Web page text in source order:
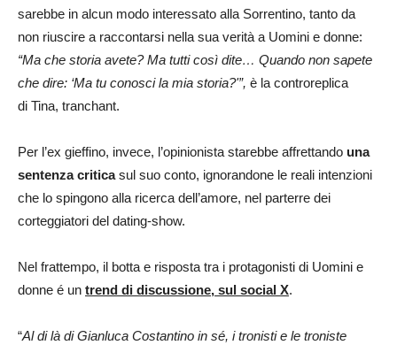
sarebbe in alcun modo interessato alla Sorrentino, tanto da
non riuscire a raccontarsi nella sua verità a Uomini e donne:
“Ma che storia avete? Ma tutti così dite… Quando non sapete
che dire: ‘Ma tu conosci la mia storia?'”, è la controreplica
di Tina, tranchant.
Per l’ex gieffino, invece, l’opinionista starebbe affrettando una
sentenza criticasul suo conto, ignorandone le reali intenzioni
che lo spingono alla ricerca dell’amore, nel parterre dei
corteggiatori del dating-show.
Nel frattempo, il botta e risposta tra i protagonisti di Uomini e
donne é un trend di discussione, sul social X.
“Al di là di Gianluca Costantino in sé, i tronisti e le troniste